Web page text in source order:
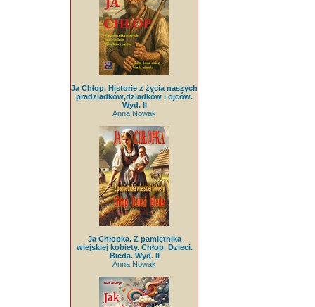
Ja Chłop. Historie z życia naszych
pradziadków,dziadków i ojców.
Wyd. II
Anna Nowak
Ja Chłopka. Z pamiętnika
wiejskiej kobiety. Chłop. Dzieci.
Bieda. Wyd. II
Anna Nowak